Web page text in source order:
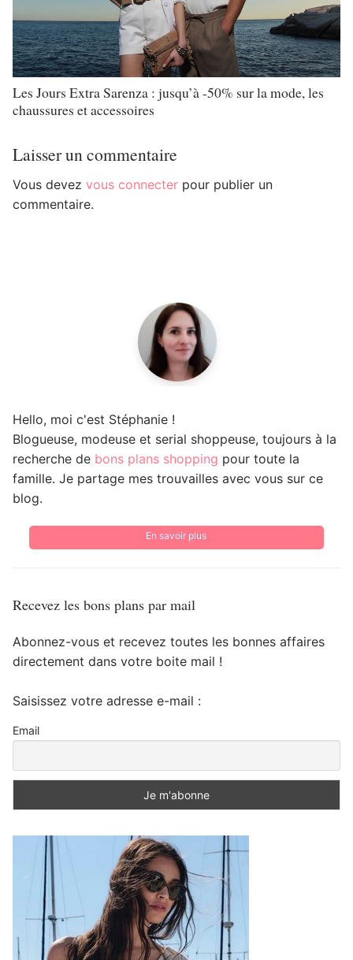
Les Jours Extra Sarenza : jusqu’à -50% sur la mode, les
chaussures et accessoires
Laisser un commentaire
Vous devez vous connecter pour publier un
commentaire.
Hello, moi c'est Stéphanie !
Blogueuse, modeuse et serial shoppeuse, toujours à la
recherche de bons plans shopping pour toute la
famille. Je partage mes trouvailles avec vous sur ce
blog.
En savoir plus
Recevez les bons plans par mail
Abonnez-vous et recevez toutes les bonnes affaires
directement dans votre boite mail !
Saisissez votre adresse e-mail :
Email